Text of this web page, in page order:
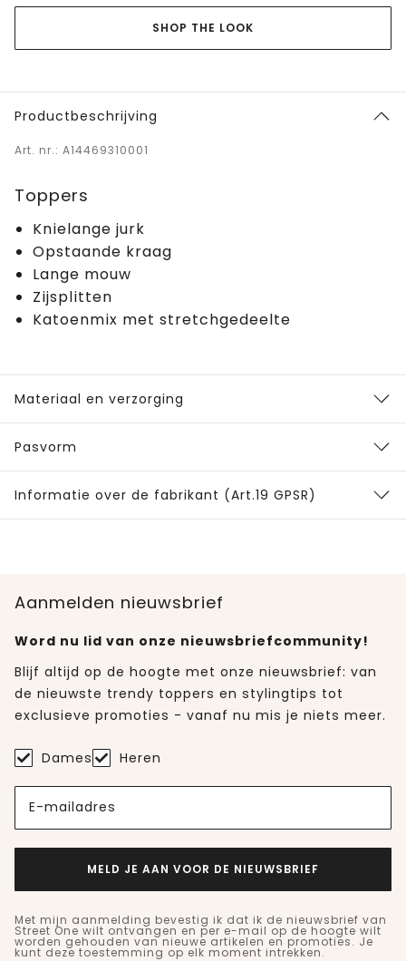
SHOP THE LOOK
Productbeschrijving
Art. nr.: A14469310001
Toppers
Knielange jurk
Opstaande kraag
Lange mouw
Zijsplitten
Katoenmix met stretchgedeelte
Materiaal en verzorging
Pasvorm
Informatie over de fabrikant (Art.19 GPSR)
Aanmelden nieuwsbrief
Word nu lid van onze nieuwsbriefcommunity!
Blijf altijd op de hoogte met onze nieuwsbrief: van
de nieuwste trendy toppers en stylingtips tot
exclusieve promoties - vanaf nu mis je niets meer.
Dames Heren
E-mailadres
MELD JE AAN VOOR DE NIEUWSBRIEF
Met mijn aanmelding bevestig ik dat ik de nieuwsbrief van
Street One wilt ontvangen en per e-mail op de hoogte wilt
worden gehouden van nieuwe artikelen en promoties. Je
kunt deze toestemming op elk moment intrekken.